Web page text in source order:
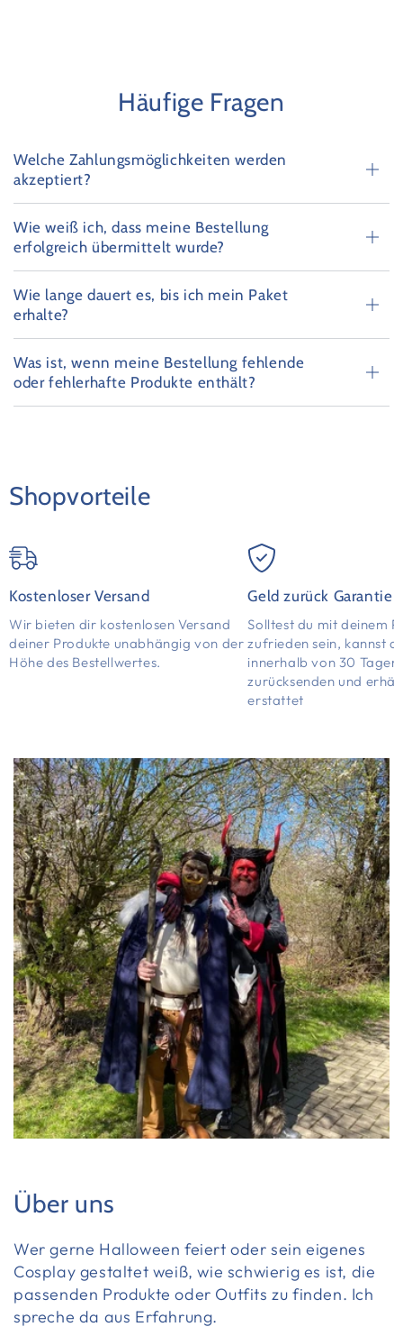
Häufige Fragen
Welche Zahlungsmöglichkeiten werden
akzeptiert?
Wie weiß ich, dass meine Bestellung
erfolgreich übermittelt wurde?
Wie lange dauert es, bis ich mein Paket
erhalte?
Was ist, wenn meine Bestellung fehlende
oder fehlerhafte Produkte enthält?
Shopvorteile
Kostenloser Versand
Wir bieten dir kostenlosen Versand
deiner Produkte unabhängig von der
Höhe des Bestellwertes.
Geld zurück Garantie
Solltest du mit deinem
zufrieden sein, kannst
innerhalb von 30 Tagen
zurücksenden und
erstattet
Über uns
Wer gerne Halloween feiert oder sein eigenes
Cosplay gestaltet weiß, wie schwierig es ist, die
passenden Produkte oder Outfits zu finden. Ich
spreche da aus Erfahrung.